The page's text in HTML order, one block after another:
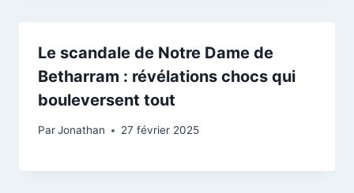
Le scandale de Notre Dame de
Betharram : révélations chocs qui
bouleversent tout
ParJonathan 27 février 2025